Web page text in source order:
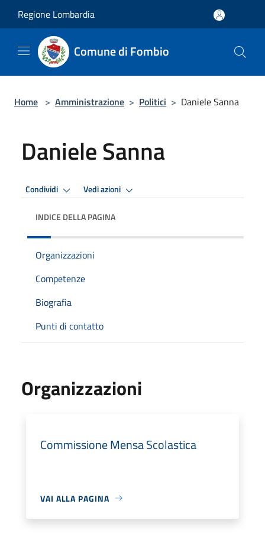
Regione Lombardia
Comune di Fombio
Home > Amministrazione > Politici > Daniele Sanna
Daniele Sanna
Condividi Vedi azioni
INDICE DELLA PAGINA
Organizzazioni
Competenze
Biografia
Punti di contatto
Organizzazioni
Commissione Mensa Scolastica
VAI ALLA PAGINA